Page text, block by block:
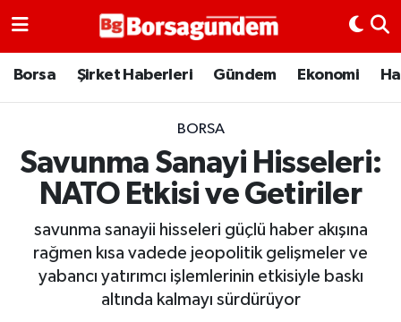
Borsa Şirket Haberleri Gündem Ekonomi
BORSA
Savunma Sanayi Hisseleri:
NATO Etkisi ve Getiriler
savunma sanayii hisseleri güçlü haber akışına
rağmen kısa vadede jeopolitik gelişmeler ve
yabancı yatırımcı işlemlerinin etkisiyle baskı
altında kalmayı sürdürüyor
Borsa
Emtia
Galeri
Gündem